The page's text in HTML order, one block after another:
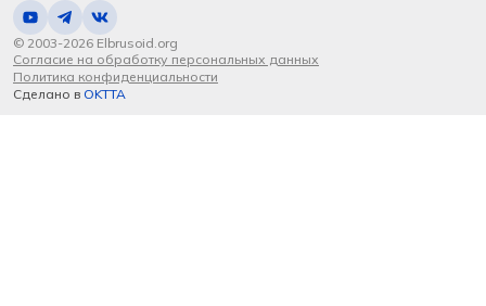
© 2003-2026 Elbrusoid.org
Согласие на обработку персональных данных
Политика конфиденциальности
Сделано в OKTTA